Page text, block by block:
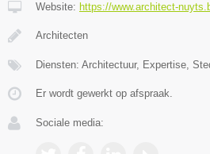
Website: https://www.architect-
Architecten
Diensten: Architectuur, Expertise,
Er wordt gewerkt op afspraak.
Sociale media: